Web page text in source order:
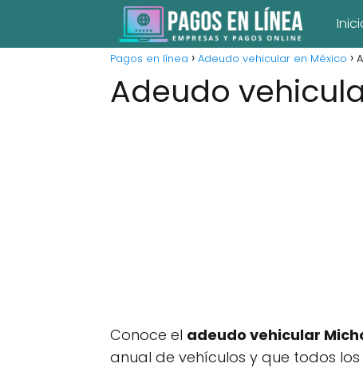
Pagos en línea Adeudo vehicular en México
Adeudo
Conoce el adeudo vehicular
anual de vehículos y que todos